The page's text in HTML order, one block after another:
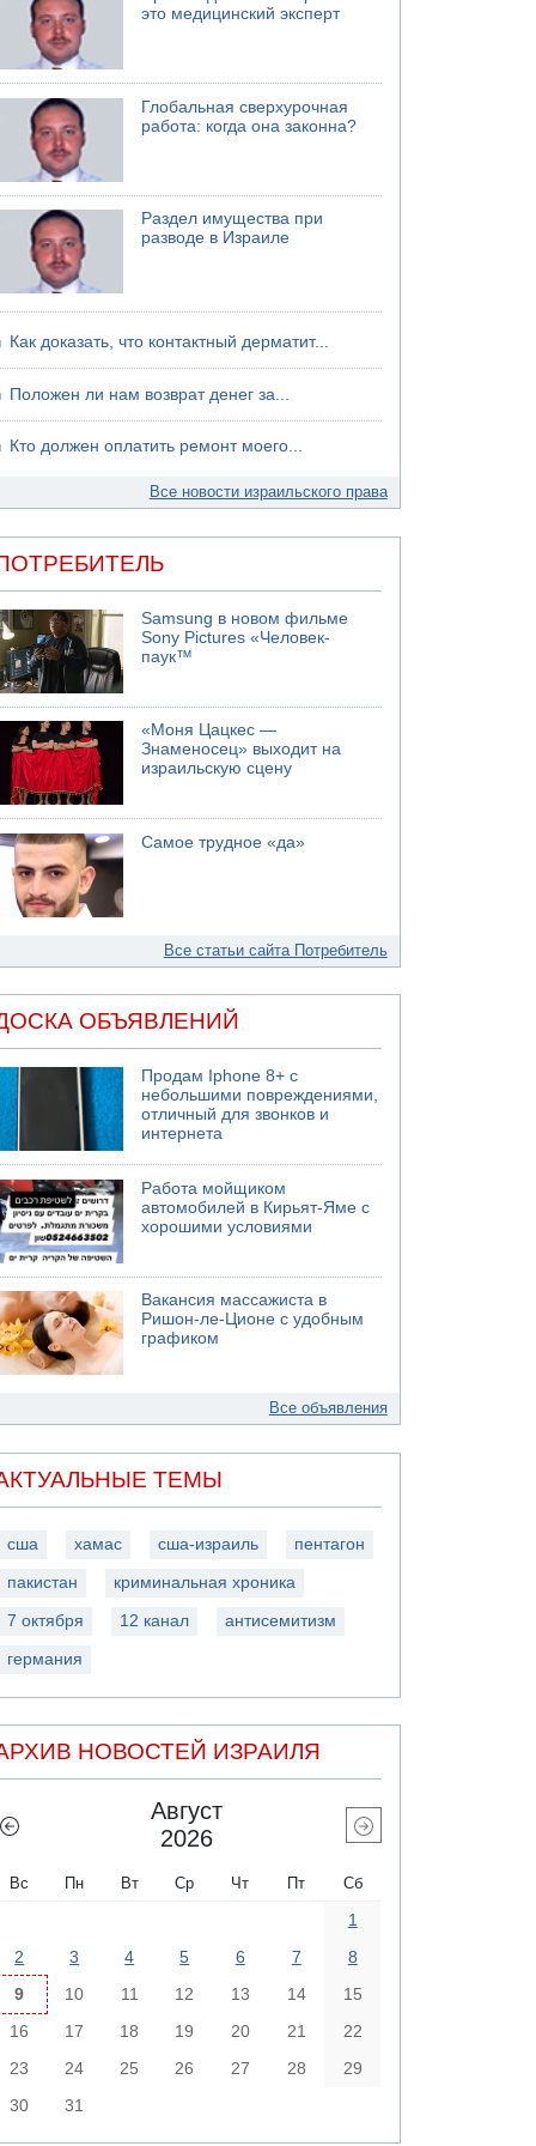
это медицинский эксперт
Глобальная сверхурочная
работа: когда она законна?
Раздел имущества при
разводе в Израиле
Как доказать, что контактный дерматит...
Положен ли нам возврат денег за...
Кто должен оплатить ремонт моего...
Все новости израильского права
Samsung в новом фильме
Sony Pictures «Человек-
паук™
«Моня Цацкес —
Знаменосец» выходит на
израильскую сцену
Самое трудное «да»
Все статьи сайта Потребитель
ОБЪЯВЛЕНИЙ
Продам Iphone 8+ с
небольшими повреждениями,
отличный для звонков и
интернета
Работа мойщиком
автомобилей в Кирьят-Яме с
хорошими условиями
Вакансия массажиста в
Ришон-ле-Ционе с удобным
графиком
Все объявления
ТЕМЫ
сша хамас сша-израиль пентагон
пакистан криминальная хроника
7 октября 12 канал антисемитизм
германия
НОВОСТЕЙ ИЗРАИЛЯ
Август
2026
Вс Пн Вт Ср Чт Пт Сб
1
2
3 4 5 6 7
8
9
10 11 12 13 14
15
16
17 18 19 20 21
22
23
24 25 26 27 28
29
30
31